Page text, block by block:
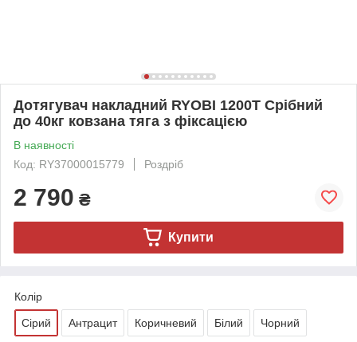
Дотягувач накладний RYOBI 1200Т Срібний
до 40кг ковзана тяга з фіксацією
В наявності
Код: RY37000015779
Роздріб
2 790 ₴
Купити
Колір
Сірий Антрацит Коричневий Білий Чорний